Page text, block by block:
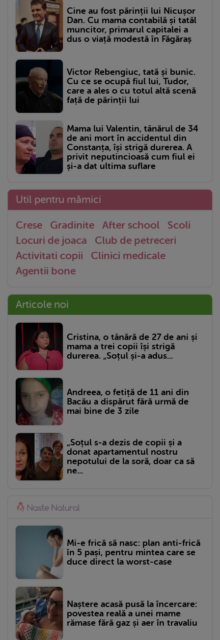
Cine au fost părinții lui Nicușor
Dan. Cu mama contabilă și tatăl
muncitor, primarul capitalei a
dus o viață modestă în Făgăraș
Victor Rebengiuc, tată și bunic.
Cu ce se ocupă fiul lui, Tudor,
care a ales o cu totul altă scenă
față de părinții lui
Mama lui Valentin, tânărul de 34
de ani mort în accidentul din
Constanța, își strigă durerea. A
privit neputincioasă cum fiul ei
și-a dat ultima suflare
Util pentru mămici
Crese Gradinite After school
Scoli
Locuri de joaca
Club de petreceri
Activitati copii
Clinici medicale
Agentii bone
Articole noi
Cristina, o tânără de 27 de ani și
mama a trei copii își strigă
durerea. „Soțul și-a adus...
Andreea, o fetiță de 11 ani din
Bacău a dispărut fără urmă de
mai bine de 3 zile
„Soțul s-a dezis de copii și a
donat apartamentul nostru
nepotului de la soră, doar ca să
ne...
Mi-e frică să nasc: plan anti-frică
în 5 pași, pentru mintea care se
duce direct la worst-case
Naștere acasă pusă la încercare:
povestea reală a unei mame
rămase fără gaz și aer în travaliu